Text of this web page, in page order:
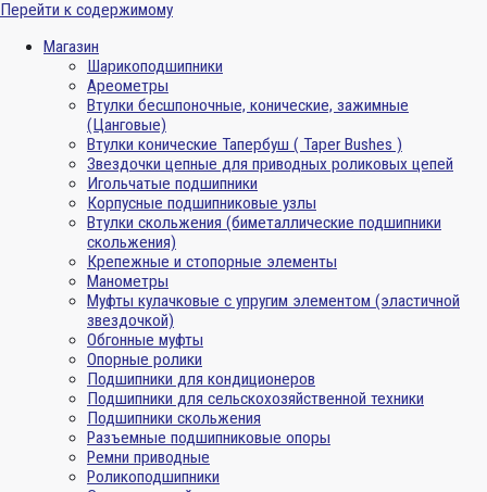
Перейти к содержимому
Магазин
Шарикоподшипники
Ареометры
Втулки бесшпоночные, конические, зажимные
(Цанговые)
Втулки конические Тапербуш ( Taper Bushes )
Звездочки цепные для приводных роликовых цепей
Игольчатые подшипники
Корпусные подшипниковые узлы
Втулки скольжения (биметаллические подшипники
скольжения)
Крепежные и стопорные элементы
Манометры
Муфты кулачковые с упругим элементом (эластичной
звездочкой)
Обгонные муфты
Опорные ролики
Подшипники для кондиционеров
Подшипники для сельскохозяйственной техники
Подшипники скольжения
Разъемные подшипниковые опоры
Ремни приводные
Роликоподшипники